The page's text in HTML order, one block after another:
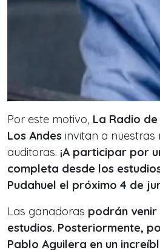
Por este motivo, La Radio
Los Andes invitan a nuestras
auditoras. ¡A participar por
completa desde los
Pudahuel el próximo 4 de
Las ganadoras podrán
estudios. Posteriormente,
Pablo Aguilera en un